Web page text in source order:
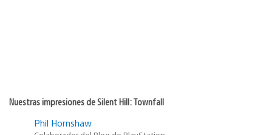
Nuestras impresiones de Silent Hill: Townfall
Phil Hornshaw